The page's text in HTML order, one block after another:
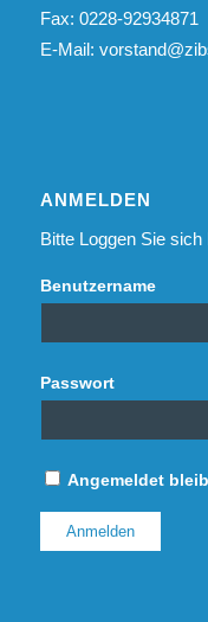
Fax: 0228-92934871
E-Mail:
ANMELDEN
Bitte Loggen Sie sich
Benutzername
Passwort
Angemeldet